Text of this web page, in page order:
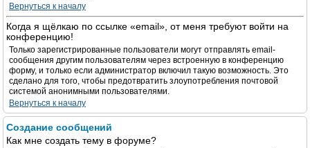
Вернуться к началу
Когда я щёлкаю по ссылке «email», от меня требуют войти на
конференцию!
Только зарегистрированные пользователи могут отправлять email-
сообщения другим пользователям через встроенную в конференцию
форму, и только если администратор включил такую возможность. Это
сделано для того, чтобы предотвратить злоупотребления почтовой
системой анонимными пользователями.
Вернуться к началу
Создание сообщений
Как мне создать тему в форуме?